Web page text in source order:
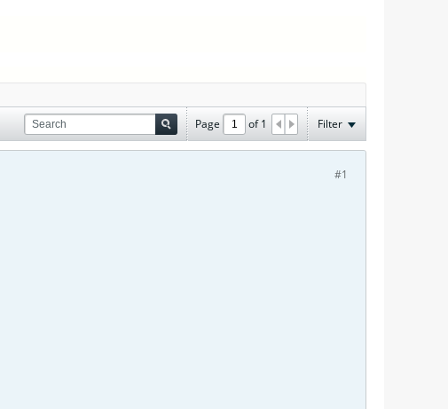
Page of1 Filter
#1